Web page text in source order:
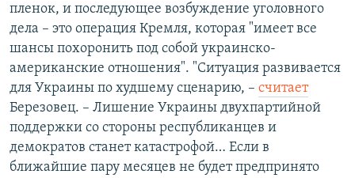
пленок, и последующее возбуждение уголовного
дела – это операция Кремля, которая "имеет все
шансы похоронить под собой украинско-
американские отношения". "Ситуация развивается
для Украины по худшему сценарию, – считает
Березовец. – Лишение Украины двухпартийной
поддержки со стороны республиканцев и
демократов станет катастрофой… Если в
ближайшие пару месяцев не будет предпринято